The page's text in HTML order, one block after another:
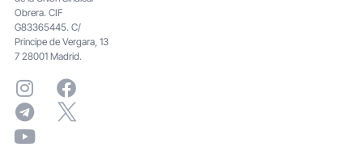
Obrera. CIF
G83365445. C/
Principe de Vergara, 13
7 28001 Madrid.